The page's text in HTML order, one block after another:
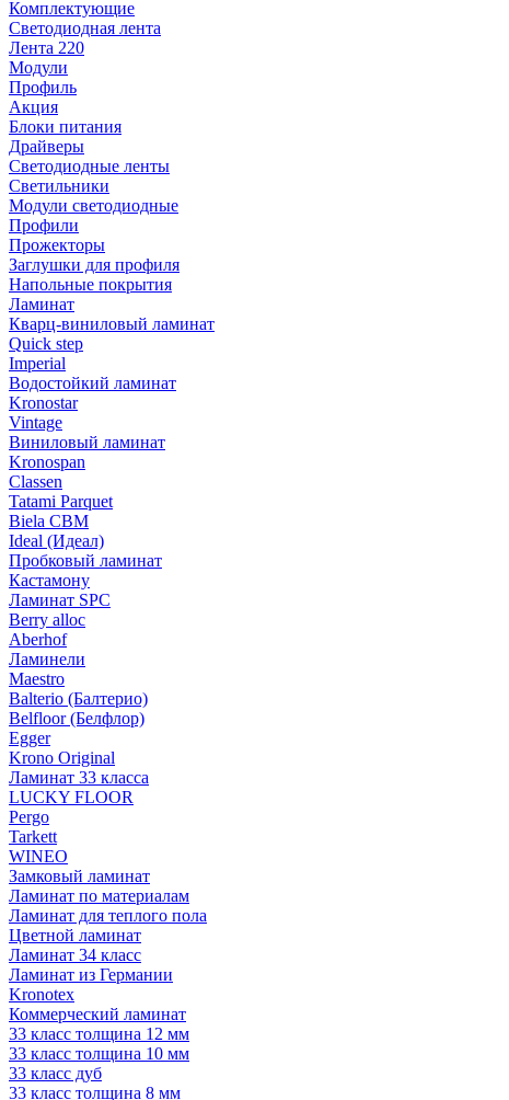
Комплектующие
Светодиодная лента
Лента 220
Модули
Профиль
Акция
Блоки питания
Драйверы
Светодиодные ленты
Светильники
Модули светодиодные
Профили
Прожекторы
Заглушки для профиля
Напольные покрытия
Ламинат
Кварц-виниловый ламинат
Quick step
Imperial
Водостойкий ламинат
Kronostar
Vintage
Виниловый ламинат
Kronospan
Classen
Tatami Parquet
Biela CBM
Ideal (Идеал)
Пробковый ламинат
Кастамону
Ламинат SPC
Berry alloc
Aberhof
Ламинели
Maestro
Balterio (Балтерио)
Belfloor (Белфлор)
Egger
Krono Original
Ламинат 33 класса
LUCKY FLOOR
Pergo
Tarkett
WINEO
Замковый ламинат
Ламинат по материалам
Ламинат для теплого пола
Цветной ламинат
Ламинат 34 класс
Ламинат из Германии
Kronotex
Коммерческий ламинат
33 класс толщина 12 мм
33 класс толщина 10 мм
33 класс дуб
33 класс толщина 8 мм